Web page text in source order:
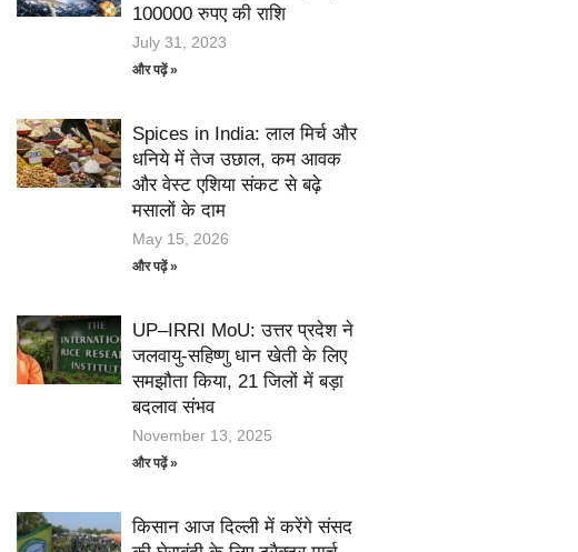
100000 रुपए की राशि
July 31, 2023
और पढ़ें »
Spices in India: लाल मिर्च और
धनिये में तेज उछाल, कम आवक
और वेस्ट एशिया संकट से बढ़े
मसालों के दाम
May 15, 2026
और पढ़ें »
UP–IRRI MoU: उत्तर प्रदेश ने
जलवायु-सहिष्णु धान खेती के लिए
समझौता किया, 21 जिलों में बड़ा
बदलाव संभव
November 13, 2025
और पढ़ें »
किसान आज दिल्ली में करेंगे संसद